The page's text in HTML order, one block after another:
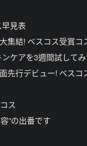
見表
集結! ベスコス受賞コ
ケアを3週間試して
先行デビュー! ベスコ
ス
”の出番です